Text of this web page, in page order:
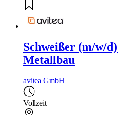
Schweißer (m/w/
Metallbau
avitea GmbH
Vollzeit